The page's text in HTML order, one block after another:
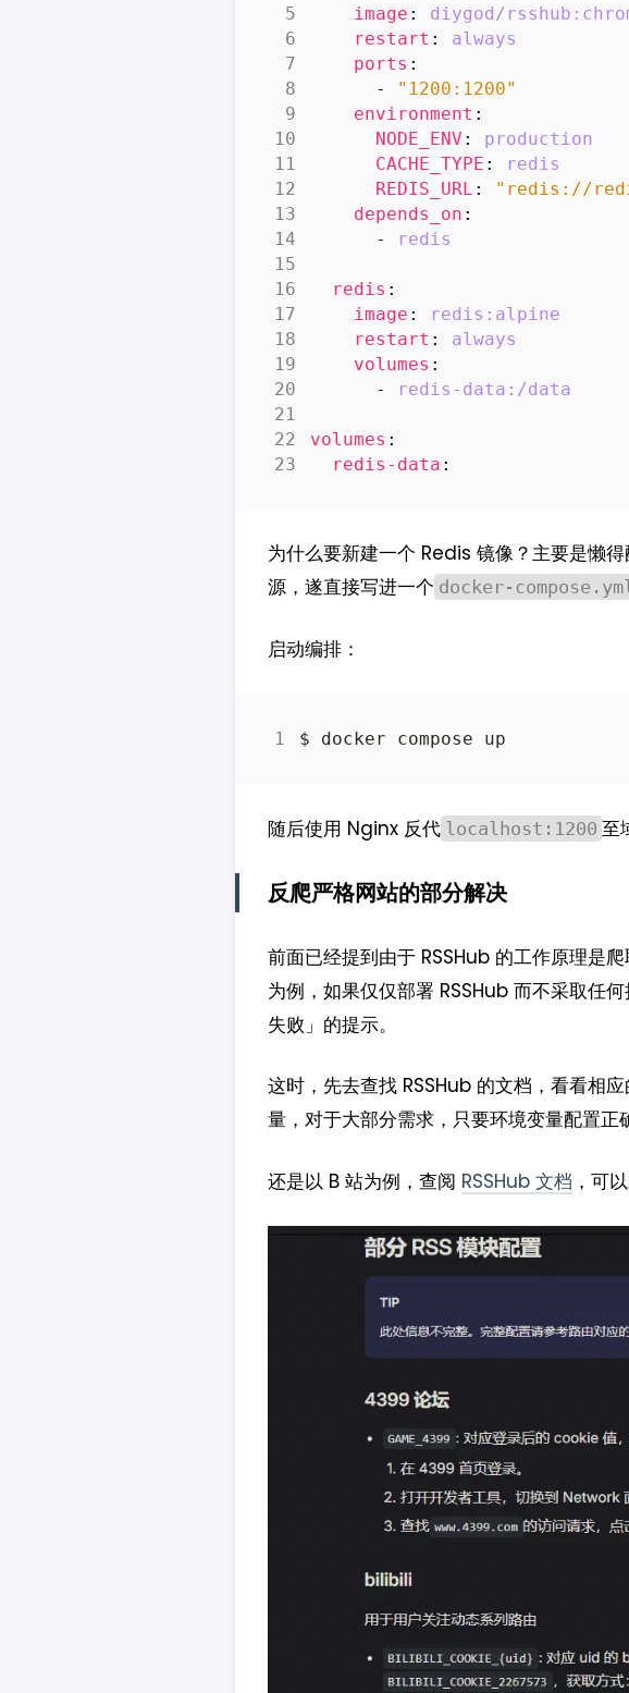
image :
diygod/
restart :
always
ports :
- "1200:1200"
environment :
NODE_ENV :
production
CACHE_TYPE :
redis
REDIS_URL :
"redis://
depends_on :
-
redis
redis :
image :
redis:alpine
restart :
always
volumes :
-
redis-data:/data
volumes :
redis-data :
为什么要新建一个 Redis 镜像？主要是懒
源，遂直接写进一个 docker-
启动编排：
随后使用 Nginx 反代 localhost:1200 至
反爬严格网站的部分解决
前面已经提到由于 RSSHub 的工作原理是
为例，如果仅仅部署 RSSHub 而不采取任
失败」的提示。
这时，先去查找 RSSHub 的文档，看看相
量，对于大部分需求，只要环境变量配置正
还是以 B 站为例，查阅 RSSHub 文档 ，可